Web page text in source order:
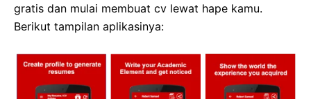
gratis dan mulai membuat cv lewat hape kamu.
Berikut tampilan aplikasinya: